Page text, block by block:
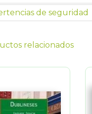
de seguridad
relacionados